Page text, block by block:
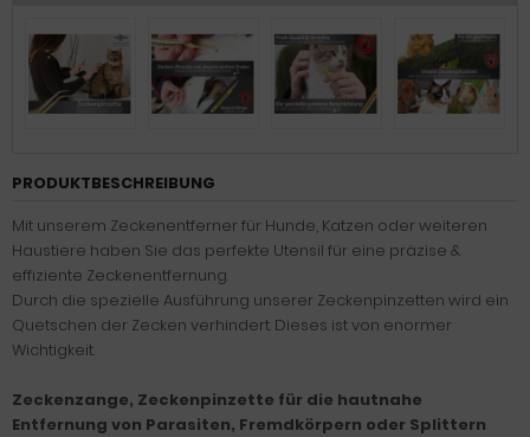
PRODUKTBESCHREIBUNG
Mit unserem Zeckenentferner für Hunde, Katzen oder weiteren
Haustiere haben Sie das perfekte Utensil für eine präzise &
effiziente Zeckenentfernung.
Durch die spezielle Ausführung unserer Zeckenpinzetten wird ein
Quetschen der Zecken verhindert. Dieses ist von enormer
Wichtigkeit.
Zeckenzange, Zeckenpinzette für die hautnahe
Entfernung von Parasiten, Fremdkörpern oder Splittern